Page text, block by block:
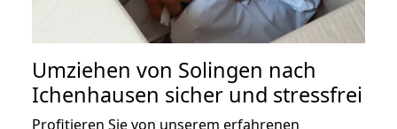
Umziehen von Solingen nach
Ichenhausen sicher und stressfrei
Profitieren Sie von unserem erfahrenen